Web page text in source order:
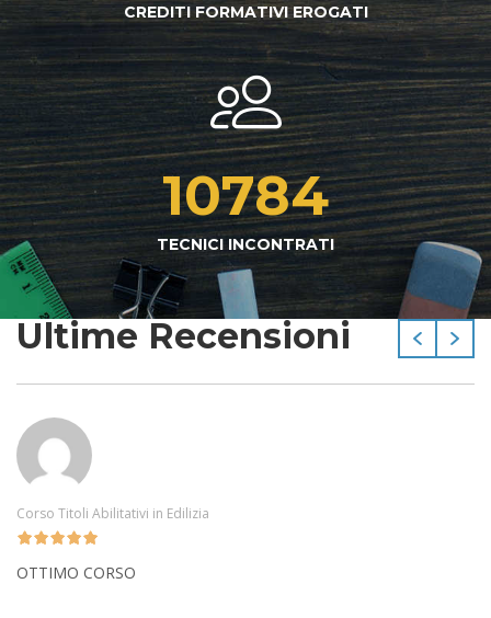
CREDITI FORMATIVI EROGATI
10784
TECNICI INCONTRATI
Ultime Recensioni
Corso Titoli Abilitativi in Edilizia
OTTIMO CORSO